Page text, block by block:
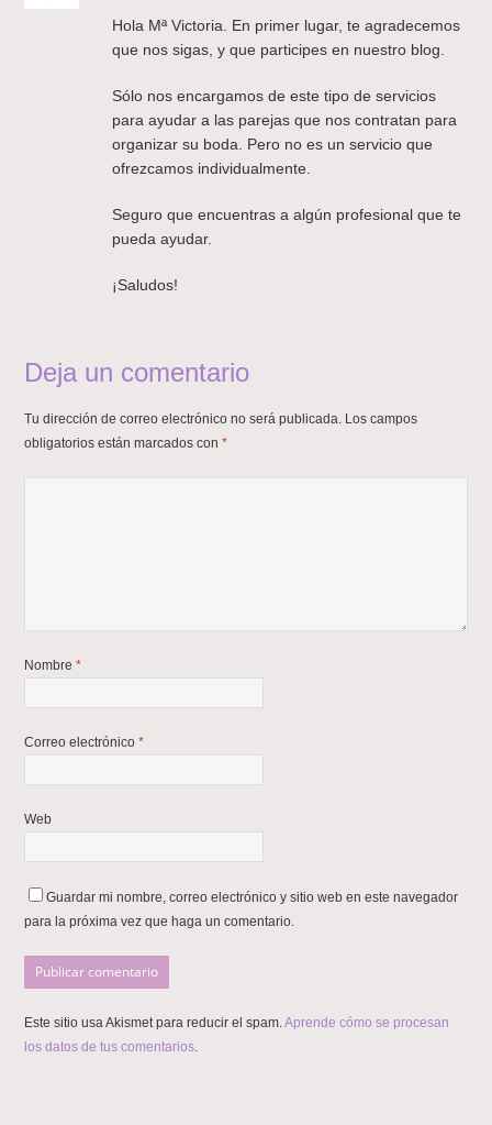
Hola Mª Victoria. En primer lugar, te agradecemos
que nos sigas, y que participes en nuestro blog.
Sólo nos encargamos de este tipo de servicios
para ayudar a las parejas que nos contratan para
organizar su boda. Pero no es un servicio que
ofrezcamos individualmente.
Seguro que encuentras a algún profesional que te
pueda ayudar.
¡Saludos!
Deja un comentario
Tu dirección de correo electrónico no será publicada. Los campos
obligatorios están marcados con*
Nombre*
Correo electrónico*
Web
Guardar mi nombre, correo electrónico y sitio web en este navegador
para la próxima vez que haga un comentario.
Este sitio usa Akismet para reducir el spam.Aprende cómo se procesan
los datos de tus comentarios